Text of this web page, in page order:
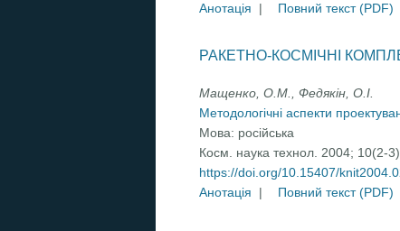
Анотація
| Повний текст (PDF)
РАКЕТНО-КОСМІЧНІ
Мащенко, О.М., Федякін, О.І.
Методологічні аспекти
Мова: російська
Косм. наука технол. 2004; 10(2-
https://doi.org/10.15407/
Анотація
| Повний текст (PDF)